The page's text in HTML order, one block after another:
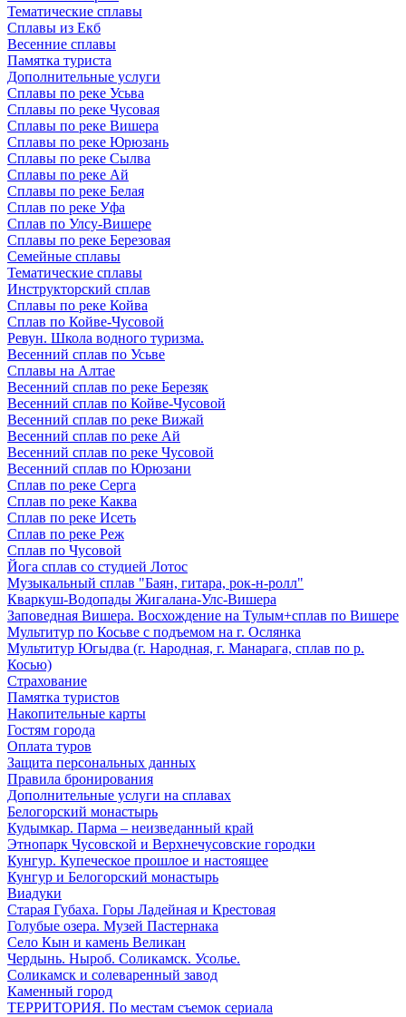
Тематические сплавы
Сплавы из Екб
Весенние сплавы
Памятка туриста
Дополнительные услуги
Сплавы по реке Усьва
Сплавы по реке Чусовая
Сплавы по реке Вишера
Сплавы по реке Юрюзань
Сплавы по реке Сылва
Сплавы по реке Ай
Сплавы по реке Белая
Сплав по реке Уфа
Сплав по Улсу-Вишере
Сплавы по реке Березовая
Семейные сплавы
Тематические сплавы
Инструкторский сплав
Сплавы по реке Койва
Сплав по Койве-Чусовой
Ревун. Школа водного туризма.
Весенний сплав по Усьве
Сплавы на Алтае
Весенний сплав по реке Березяк
Весенний сплав по Койве-Чусовой
Весенний сплав по реке Вижай
Весенний сплав по реке Ай
Весенний сплав по реке Чусовой
Весенний сплав по Юрюзани
Сплав по реке Серга
Сплав по реке Каква
Сплав по реке Исеть
Сплав по реке Реж
Сплав по Чусовой
Йога сплав со студией Лотос
Музыкальный сплав "Баян, гитара, рок-н-ролл"
Кваркуш-Водопады Жигалана-Улс-Вишера
Заповедная Вишера. Восхождение на Тулым+сплав по Вишере
Мультитур по Косьве с подъемом на г. Ослянка
Мультитур Югыдва (г. Народная, г. Манарага, сплав по р.
Косью)
Страхование
Памятка туристов
Накопительные карты
Гостям города
Оплата туров
Защита персональных данных
Правила бронирования
Дополнительные услуги на сплавах
Белогорский монастырь
Кудымкар. Парма – неизведанный край
Этнопарк Чусовской и Верхнечусовские городки
Кунгур. Купеческое прошлое и настоящее
Кунгур и Белогорский монастырь
Виадуки
Старая Губаха. Горы Ладейная и Крестовая
Голубые озера. Музей Пастернака
Село Кын и камень Великан
Чердынь. Ныроб. Соликамск. Усолье.
Соликамск и солеваренный завод
Каменный город
ТЕРРИТОРИЯ. По местам съемок сериала